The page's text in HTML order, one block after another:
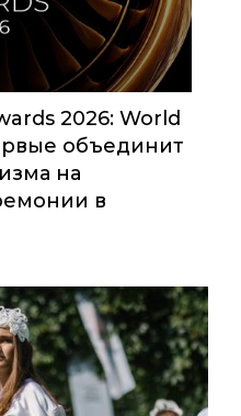
2026: World
объединит
на
в